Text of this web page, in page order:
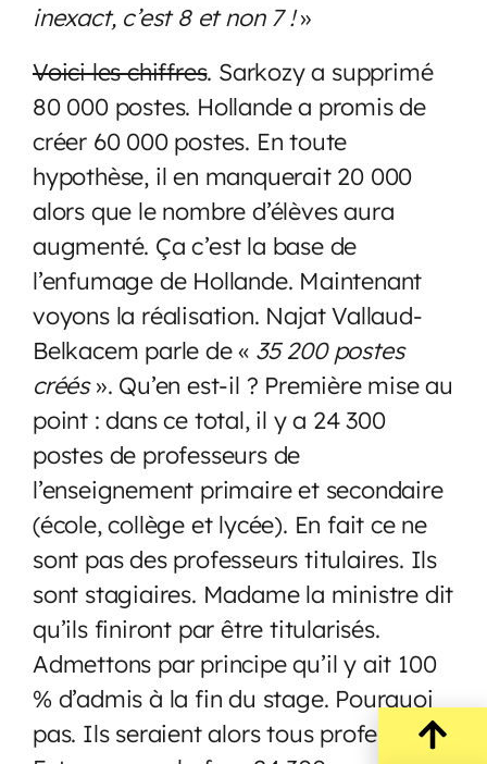
inexact, c’est 8 et non 7 !»
Voici les chiffres. Sarkozy a supprimé
80 000 postes. Hollande a promis de
créer 60 000 postes. En toute
hypothèse, il en manquerait 20 000
alors que le nombre d’élèves aura
augmenté. Ça c’est la base de
l’enfumage de Hollande. Maintenant
voyons la réalisation. Najat Vallaud-
Belkacem parle de « 35 200 postes
créés». Qu’en est-il ? Première mise au
point : dans ce total, il y a 24 300
postes de professeurs de
l’enseignement primaire et secondaire
(école, collège et lycée). En fait ce ne
sont pas des professeurs titulaires. Ils
sont stagiaires. Madame la ministre dit
qu’ils finiront par être titularisés.
Admettons par principe qu’il y ait 100
% d’admis à la fin du stage. Pourquoi
pas. Ils seraient alors tous professeurs.